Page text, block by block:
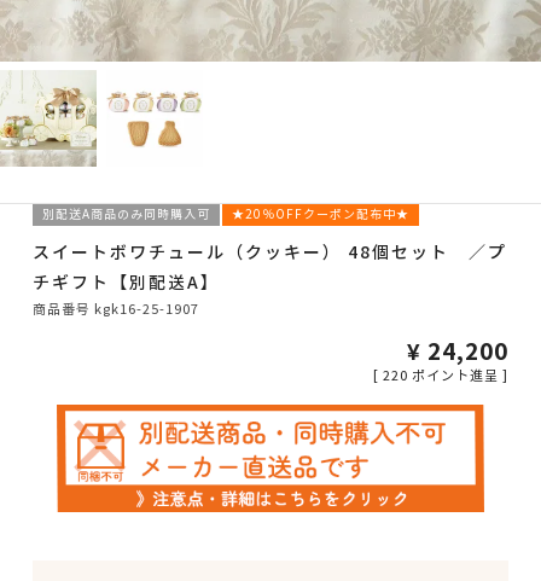
別配送A商品のみ同時購入可 ★20％OFFクーポン配布中★
スイートボワチュール（クッキー） 48個セット ／プ
チギフト【別配送A】
商品番号 kgk16-25-1907
¥ 24,200
[ 220 ポイント進呈 ]